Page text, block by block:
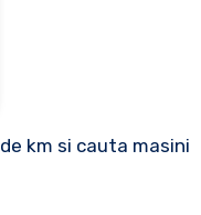
km si cauta masini